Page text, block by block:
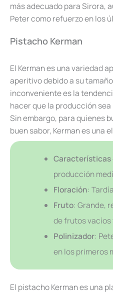
más adecuado para Sirora,
Peter como refuerzo en los
Pistacho Kerman
El Kerman es una variedad
aperitivo debido a su
inconveniente es la
hacer que la producción
Sin embargo, para quienes
buen sabor, Kerman es una
Características
producción
Floración:
Fruto: Grande,
de frutos
Polinizador:
en los primeros
El pistacho Kerman es una